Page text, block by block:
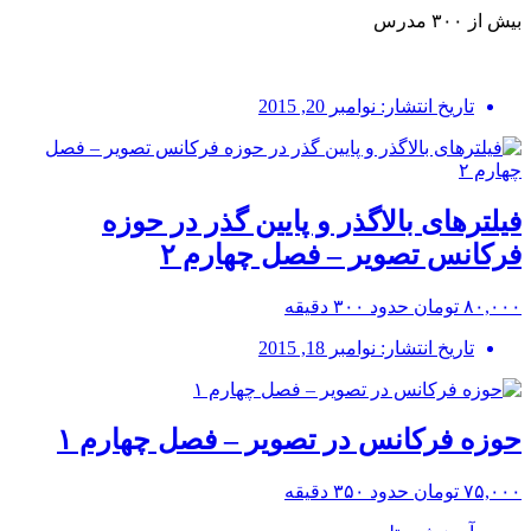
بیش از ۳۰۰ مدرس
تاریخ انتشار: نوامبر 20, 2015
فیلترهای بالاگذر و پایین گذر در حوزه
فرکانس تصویر – فصل چهارم ۲
۸۰,۰۰۰ تومان حدود ۳۰۰ دقیقه
تاریخ انتشار: نوامبر 18, 2015
حوزه فرکانس در تصویر – فصل چهارم ۱
۷۵,۰۰۰ تومان حدود ۳۵۰ دقیقه